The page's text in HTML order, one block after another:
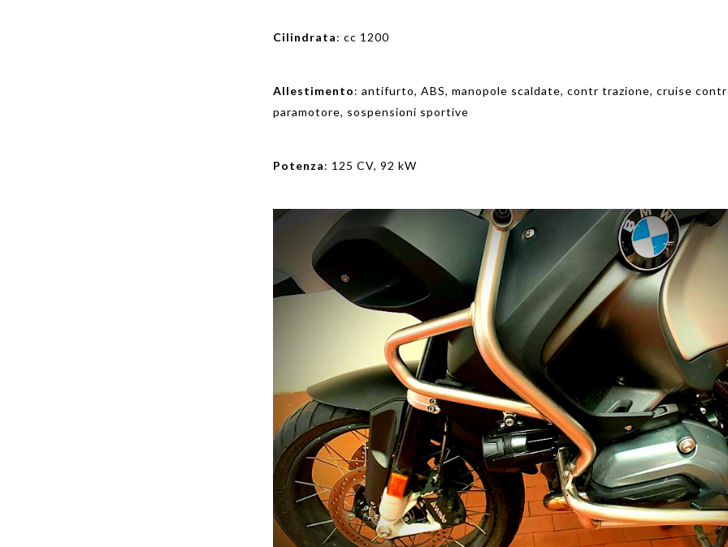
Cilindrata: cc 1200
Allestimento: antifurto, ABS, manopole scaldate, contr trazione, cruise
paramotore, sospensioni sportive
Potenza: 125 CV, 92 kW